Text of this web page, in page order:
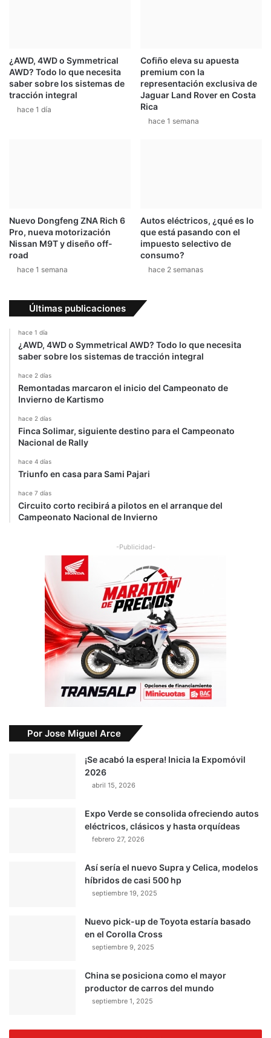
¿AWD, 4WD o Symmetrical
AWD? Todo lo que necesita
saber sobre los sistemas de
tracción integral
hace 1 día
Cofiño eleva su apuesta
premium con la
representación exclusiva de
Jaguar Land Rover en Costa
Rica
hace 1 semana
Nuevo Dongfeng ZNA Rich 6
Pro, nueva motorización
Nissan M9T y diseño off-
road
hace 1 semana
Autos eléctricos, ¿qué es lo
que está pasando con el
impuesto selectivo de
consumo?
hace 2 semanas
Últimas publicaciones
hace 1 día
¿AWD, 4WD o Symmetrical AWD? Todo lo que necesita
saber sobre los sistemas de tracción integral
hace 2 días
Remontadas marcaron el inicio del Campeonato de
Invierno de Kartismo
hace 2 días
Finca Solimar, siguiente destino para el Campeonato
Nacional de Rally
hace 4 días
Triunfo en casa para Sami Pajari
hace 7 días
Circuito corto recibirá a pilotos en el arranque del
Campeonato Nacional de Invierno
-Publicidad-
Por Jose Miguel Arce
¡Se acabó la espera! Inicia la Expomóvil
2026
abril 15, 2026
Expo Verde se consolida ofreciendo autos
eléctricos, clásicos y hasta orquídeas
febrero 27, 2026
Así sería el nuevo Supra y Celica, modelos
híbridos de casi 500 hp
septiembre 19, 2025
Nuevo pick-up de Toyota estaría basado
en el Corolla Cross
septiembre 9, 2025
China se posiciona como el mayor
productor de carros del mundo
septiembre 1, 2025